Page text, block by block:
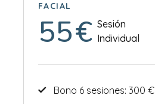
FACIAL
55€ Sesión
Individual
Bono 6 sesiones: 300 €